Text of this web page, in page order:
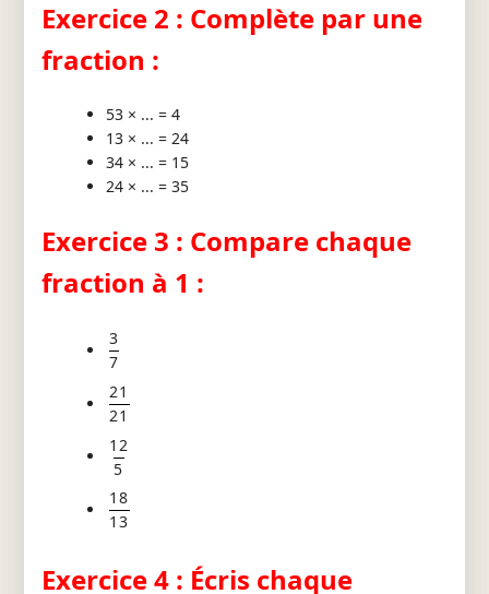
Exercice 2 : Complète par une
fraction :
53 × ... = 4
13 × ... = 24
34 × ... = 15
24 × ... = 35
Exercice 3 : Compare chaque
fraction à 1 :
3
7
21
21
12
5
18
13
Exercice 4 : Écris chaque